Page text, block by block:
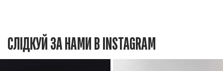
СЛІДКУЙ ЗА НАМИ В INSTAGRAM